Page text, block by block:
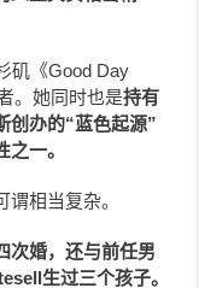
矶《Good Day
。她同时也是持有
创办的“蓝色起源”
一。
相当复杂。
次婚，还与前任男
生过三个孩子。